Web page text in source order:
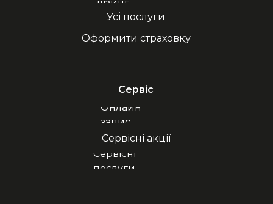
Онлайн
запис
Сервісні
послуги
Сервісні акції
Сервіс
лізинг
Оформити страховку
Усі послуги